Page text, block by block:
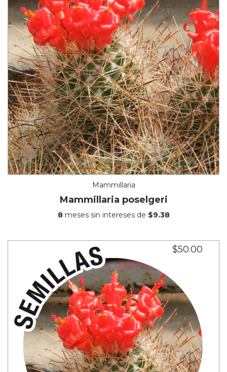
Mammillaria
Mammillaria poselgeri
8meses sin intereses de $9.38
$50.00